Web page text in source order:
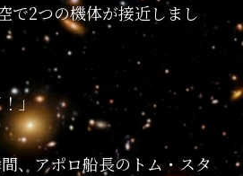
で2つの機体が接近しまし
」
、アポロ船長のトム・スタ